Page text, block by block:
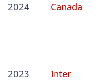
2024 Canada
2023 Inter